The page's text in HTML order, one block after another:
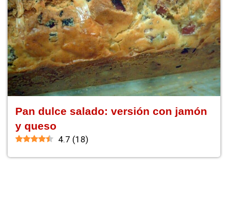
Pan dulce salado: versión con jamón
y queso
4.7 (18)